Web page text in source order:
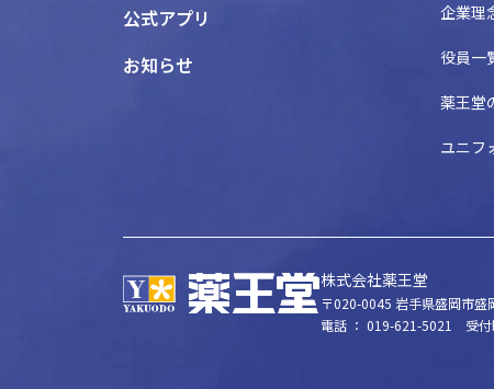
公式アプリ
お知らせ
企業理
役員一
薬王堂
ユニフ
株式会社薬王堂
〒020-0045 岩手県盛岡市盛
電話 ： 019-621-5021 受